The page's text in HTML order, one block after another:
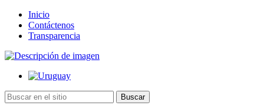
Inicio
Contáctenos
Transparencia